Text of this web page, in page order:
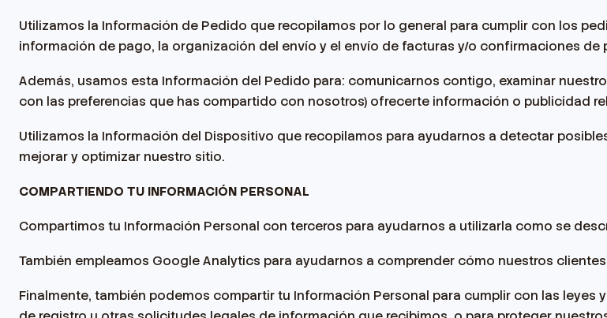
Utilizamos la Información de Pedido que recopilamos por lo general para cumplir con los
información de pago, la organización del envío y el envío de facturas y/o confirmaciones de
Además, usamos esta Información del Pedido para: comunicarnos contigo, examinar
con las preferencias que has compartido con nosotros) ofrecerte información o publicidad
Utilizamos la Información del Dispositivo que recopilamos para ayudarnos a detectar
mejorar y optimizar nuestro sitio.
COMPARTIENDO TU INFORMACIÓN PERSONAL
Compartimos tu Información Personal con terceros para ayudarnos a utilizarla como se
También empleamos Google Analytics para ayudarnos a comprender cómo nuestros
Finalmente, también podemos compartir tu Información Personal para cumplir con las